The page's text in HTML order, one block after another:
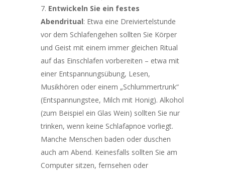
Entwickeln Sie ein festes
Abendritual: Etwa eine Dreiviertelstunde
vor dem Schlafengehen sollten Sie Körper
und Geist mit einem immer gleichen Ritual
auf das Einschlafen vorbereiten – etwa mit
einer Entspannungsübung, Lesen,
Musikhören oder einem „Schlummertrunk“
(Entspannungstee, Milch mit Honig). Alkohol
(zum Beispiel ein Glas Wein) sollten Sie nur
trinken, wenn keine Schlafapnoe vorliegt.
Manche Menschen baden oder duschen
auch am Abend. Keinesfalls sollten Sie am
Computer sitzen, fernsehen oder